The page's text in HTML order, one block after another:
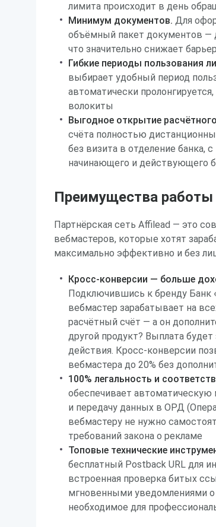
лимита происходит в день
Минимум документов. Для
объёмный пакет документов —
что значительно снижает
Гибкие периоды пользования
выбирает удобный период
автоматически
волокиты
Выгодное открытие
счёта полностью
без визита в отделение банка,
начинающего и действующего
Преимущества работы
Партнёрская сеть Affilead — это
вебмастеров, которые хотят
максимально эффективно и без
Кросс-конверсии — больше
Подключившись к бренду Банк
вебмастер зарабатывает на
расчётный счёт — а он
другой продукт? Выплата
действия. Кросс-конверсии
вебмастера до 20% без
100% легальность и
обеспечивает
и передачу данных в ОРД
вебмастеру не нужно
требований закона о рекламе
Топовые технические
бесплатный Postback URL для
встроенная проверка битых
мгновенными уведомлениями
необходимое для